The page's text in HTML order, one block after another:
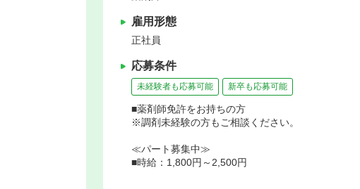
雇用形態
正社員
応募条件
未経験者も応募可能 新卒も応募可能
■薬剤師免許をお持ちの方
※調剤未経験の方もご相談ください。
≪パート募集中≫
■時給：1,800円～2,500円